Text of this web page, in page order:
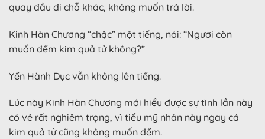
quay đầu đi chỗ khác, không muốn trả lời.
Kinh Hàn Chương “chậc” một tiếng, nói: “Ngươi còn
muốn đếm kim quả tử không?”
Yến Hành Dục vẫn không lên tiếng.
Lúc này Kinh Hàn Chương mới hiểu được sự tình lần này
có vẻ rất nghiêm trọng, vì tiểu mỹ nhân này ngay cả
kim quả tử cũng không muốn đếm.